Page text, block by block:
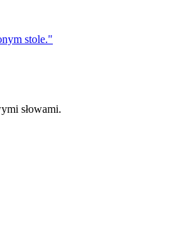
stole."
słowami.